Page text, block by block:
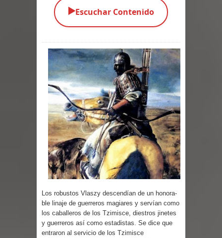
los Vivos
Parte 01: Escondido a Plena Luz
Parte 02: El Enemigo de mi Enemigo
Parte 06: Coletazos
Parte 05: Los Horrores del Infierno
Parte 04: Oídos Sordos
Parte 02: Vuelve el Hijo Prodigo
Parte 03: Reflexiones
▶️Escuchar Contenido
Los robustos Vlaszy descendían de un honora­
ble linaje de guerreros magiares y servían como
los caballeros de los Tzimisce, diestros jinetes
y guerreros así como estadistas. Se dice que
entraron al servicio de los Tzimisce